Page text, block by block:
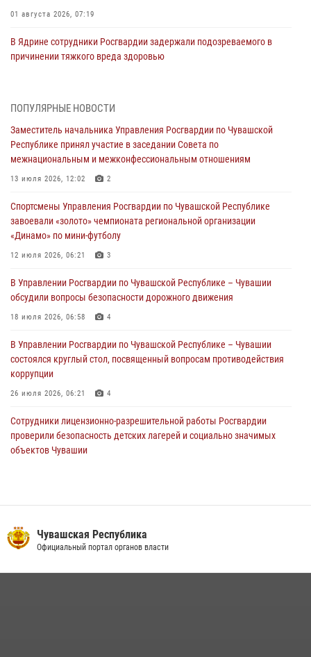
01 августа 2026, 07:19
В Ядрине сотрудники Росгвардии задержали подозреваемого в
причинении тяжкого вреда здоровью
1 августа – День дежурной службы войск национальной гвардии
Директор Росгвардии Герой России генерал армии Виктор Золотов
поздравил специалистов подразделений тыла с профессиональным
01 августа 2026, 00:01
В Чебоксарах при участии спецназа Росгвардии изъята крупная
партия немаркированной никотиносодержащей продукции (видео)
Сотрудник вневедомственной охраны Росгвардии рассказал
корреспонденту Издательского дома «Хыпар» о службе в ВДВ
ПОПУЛЯРНЫЕ НОВОСТИ
Заместитель начальника Управления Росгвардии по Чувашской
Республике принял участие в заседании Совета по
межнациональным и межконфессиональным отношениям
13 июля 2026, 12:02 2
Спортсмены Управления Росгвардии по Чувашской Республике
завоевали «золото» чемпионата региональной организации
«Динамо» по мини-футболу
12 июля 2026, 06:21 3
В Управлении Росгвардии по Чувашской Республике – Чувашии
обсудили вопросы безопасности дорожного движения
18 июля 2026, 06:58 4
В Управлении Росгвардии по Чувашской Республике – Чувашии
состоялся круглый стол, посвященный вопросам противодействия
коррупции
26 июля 2026, 06:21 4
Сотрудники лицензионно-разрешительной работы Росгвардии
проверили безопасность детских лагерей и социально значимых
объектов Чувашии
Чебоксарах
07 июля 2026, 11:01 5
В Чувашии подвели итоги служебной деятельности подразделений
Чувашская Республика
Официальный портал органов власти